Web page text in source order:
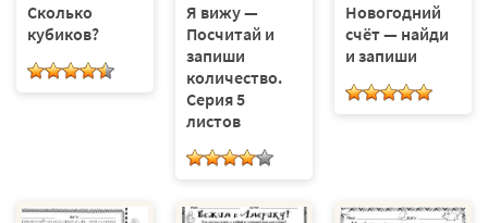
Сколько
кубиков?
Я вижу —
Посчитай и
запиши
количество.
Серия 5
листов
Новогодний
счёт — найди
и запиши